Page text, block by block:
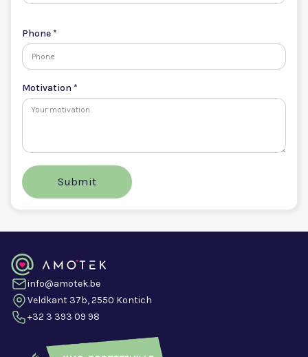
Phone *
Motivation *
info@amotek.be
Veldkant 37b, 2550 Kontich
+32 3 393 09 98